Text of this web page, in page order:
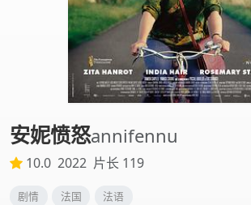
安妮愤怒annifennu
10.0 2022 片长 119
剧情 法国 法语